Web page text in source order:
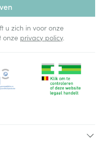
u zich in voor onze
onze privacy policy.